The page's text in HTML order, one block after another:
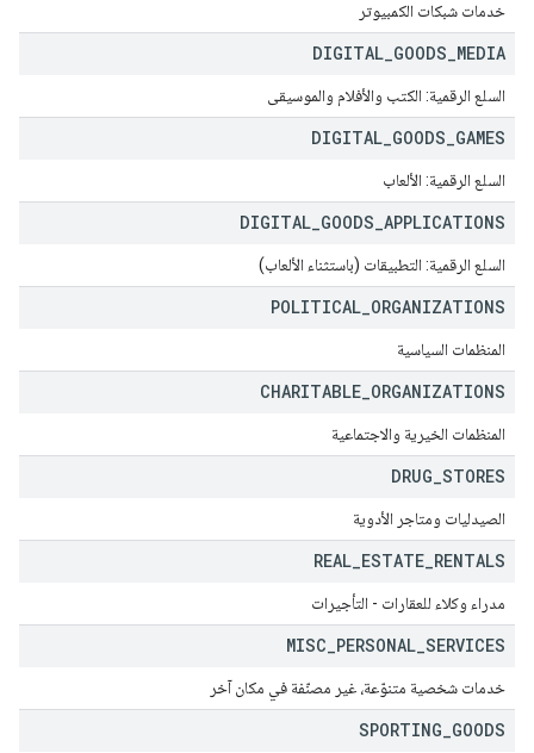
خدمات شبكات الكمبيوتر
DIGITAL GOODS MEDIA
السلع الرقمية: الكتب والأفلام والموسيقى
DIGITAL GOODS GAMES
السلع الرقمية: الألعاب
DIGITAL GOODS APPLICATIONS
السلع الرقمية: التطبيقات (باستثناء الألعاب)
POLITICAL ORGANIZATIONS
المنظمات السياسية
CHARITABLE ORGANIZATIONS
المنظمات الخيرية والاجتماعية
DRUG STORES
الصيدليات ومتاجر الأدوية
REAL ESTATE RENTALS
مدراء وكلاء للعقارات - التأجيرات
MISC PERSONAL SERVICES
خدمات شخصية متنوّعة، غير مصنّفة في مكان آخر
SPORTING GOODS